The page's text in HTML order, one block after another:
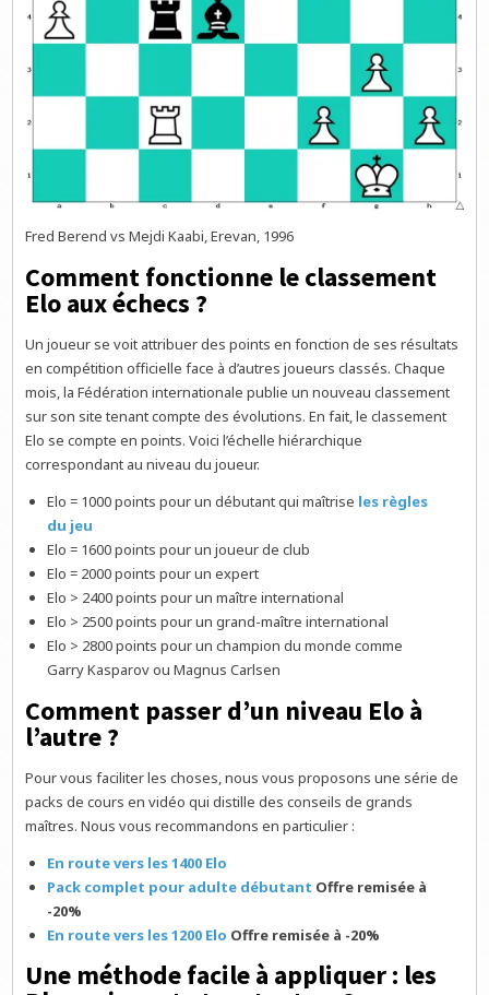
Fred Berend vs Mejdi Kaabi, Erevan, 1996
Comment fonctionne le classement
Elo aux échecs ?
Un joueur se voit attribuer des points en fonction de ses résultats
en compétition officielle face à d’autres joueurs classés. Chaque
mois, la Fédération internationale publie un nouveau classement
sur son site tenant compte des évolutions. En fait, le classement
Elo se compte en points. Voici l’échelle hiérarchique
correspondant au niveau du joueur.
Elo = 1000 points pour un débutant qui maîtrise les règles
du jeu
Elo = 1600 points pour un joueur de club
Elo = 2000 points pour un expert
Elo > 2400 points pour un maître international
Elo > 2500 points pour un grand-maître international
Elo > 2800 points pour un champion du monde comme
Garry Kasparov ou Magnus Carlsen
Comment passer d’un niveau Elo à
l’autre ?
Pour vous faciliter les choses, nous vous proposons une série de
packs de cours en vidéo qui distille des conseils de grands
maîtres. Nous vous recommandons en particulier :
En route vers les 1400 Elo
Pack complet pour adulte débutant Offre remisée à
-20%
En route vers les 1200 Elo Offre remisée à -20%
Une méthode facile à appliquer : les